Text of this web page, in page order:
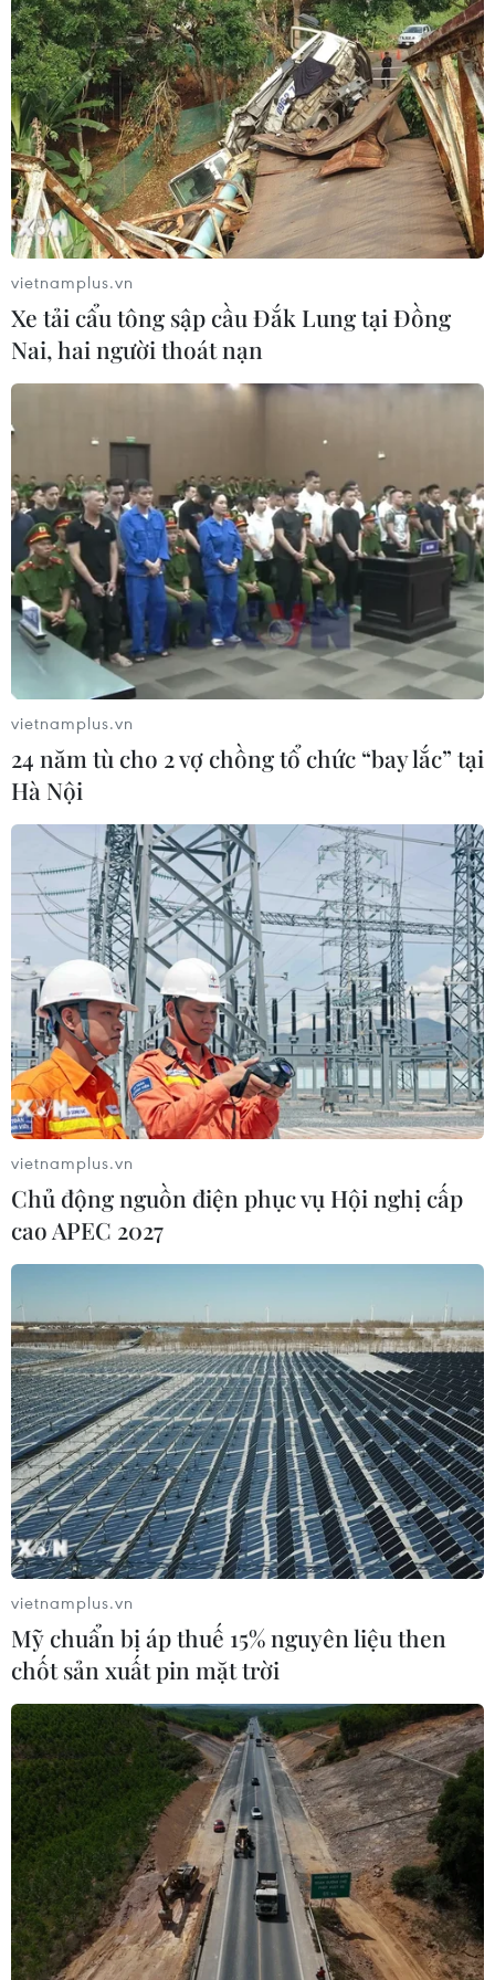
TIN CÙNG CHUYÊN MỤC
Mở 1 cửa xả đáy hồ thủy điện Hòa
Bình vào 16 giờ ngày 6/8
06/08/2026 06:28
Quảng Trị: Mùa mưa lũ cận kề,
thường trực nỗi lo bờ sông 'nuốt' đất
06/08/2026 05:14
Mưa dông khiến hàng chục
chuyến bay tới Nội Bài không thể hạ
cánh
06/08/2026 04:37
Cảnh báo lũ quét, sạt lở đất ở 8 tỉnh
khu vực Bắc Bộ và Thanh Hóa
06/08/2026 03:47
vietnamplus.vn
Xe tải cẩu tông sập cầu Đắk Lung tại Đồng
Nai, hai người thoát nạn
vietnamplus.vn
24 năm tù cho 2 vợ chồng tổ chức “bay lắc” tại
Hà Nội
vietnamplus.vn
Chủ động nguồn điện phục vụ Hội nghị cấp
cao APEC 2027
vietnamplus.vn
Mỹ chuẩn bị áp thuế 15% nguyên liệu then
chốt sản xuất pin mặt trời